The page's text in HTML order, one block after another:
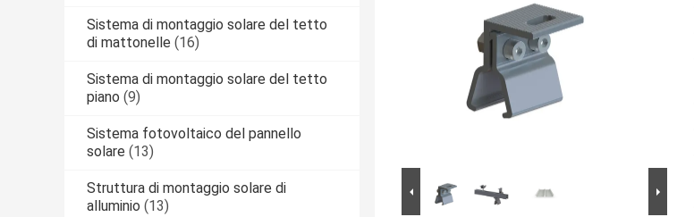
Sistema di montaggio solare del tetto
di mattonelle (16)
Sistema di montaggio solare del tetto
piano (9)
Sistema fotovoltaico del pannello
solare (13)
Struttura di montaggio solare di
alluminio (13)